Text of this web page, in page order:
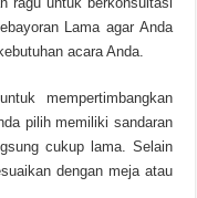
Lama agar Anda
acara Anda.
mempertimbangkan
pilih memiliki sandaran
cukup lama. Selain
dengan meja atau